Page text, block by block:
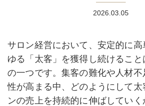
2026.03.05
サロン経営において、安定的に
ゆる「太客」を獲得し続けるこ
の一つです。集客の難化や人材
性が高まる中、どのようにして太
ンの売上を持続的に伸ばしてい